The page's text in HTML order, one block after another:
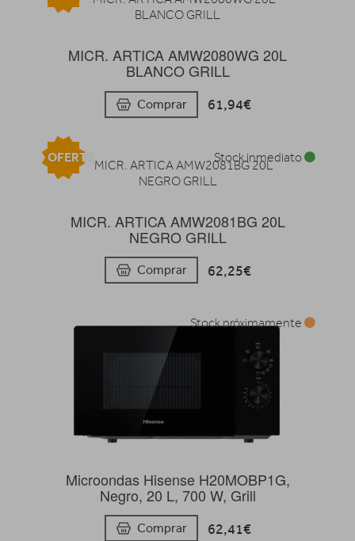
MICR. ARTICA AMW2080WG 20L
BLANCO GRILL
Comprar 61,94€
MICR. ARTICA AMW2081BG 20L
NEGRO GRILL
Comprar 62,25€
Stock inmediato
OFERTA
Microondas Hisense H20MOBP1G,
Negro, 20 L, 700 W, Grill
Comprar 62,41€
Stock próximamente